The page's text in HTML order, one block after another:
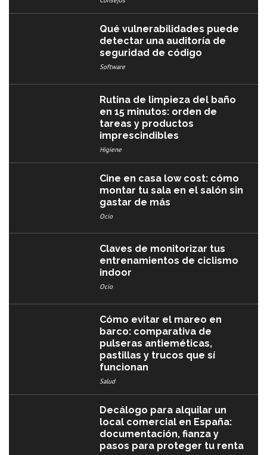
Qué vulnerabilidades puede
detectar una auditoría de
seguridad de código
Software
Rutina de limpieza del baño
en 15 minutos: orden de
tareas y productos
imprescindibles
Higiene
Cine en casa low cost: cómo
montar tu sala en el salón sin
gastar de más
Ocio
Claves de monitorizar tus
entrenamientos de ciclismo
indoor
Ocio
Cómo evitar el mareo en
barco: comparativa de
pulseras antieméticas,
pastillas y trucos que sí
funcionan
Salud
Decálogo para alquilar un
local comercial en España:
documentación, fianza y
pasos para proteger tu renta